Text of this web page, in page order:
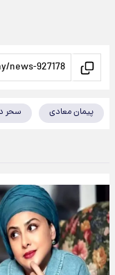
پیمان معادی سحر